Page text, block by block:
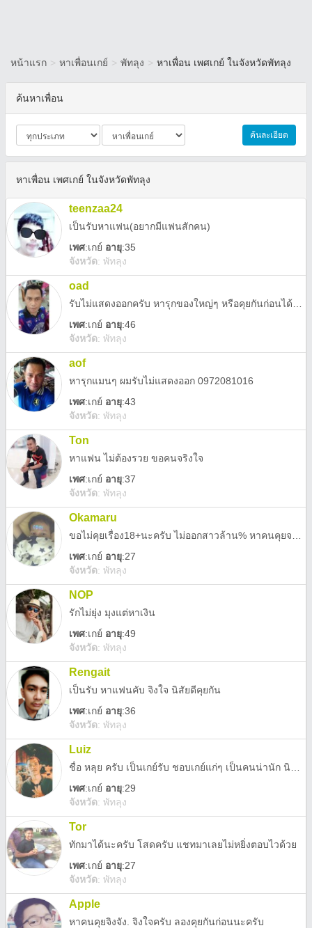
หน้าแรก > หาเพื่อนเกย์ > พัทลุง > หาเพื่อน เพศเกย์ ในจังหวัดพัทลุง
ค้นหาเพื่อน
ค้นละเอียด
หาเพื่อน เพศเกย์ ในจังหวัดพัทลุง
teenzaa24
เป็นรับหาแฟน(อยากมีแฟนสักคน)
เพศ:เกย์ อายุ:35
จังหวัด: พัทลุง
oad
เพศ:เกย์ อายุ:46
จังหวัด: พัทลุง
aof
หารุกแมนๆ ผมรับไม่แสดงออก 0972081016
เพศ:เกย์ อายุ:43
จังหวัด: พัทลุง
Ton
หาแฟน ไม่ต้องรวย ขอคนจริงใจ
เพศ:เกย์ อายุ:37
จังหวัด: พัทลุง
Okamaru
เพศ:เกย์ อายุ:27
จังหวัด: พัทลุง
NOP
รักไม่ยุ่ง มุงแต่หาเงิน
เพศ:เกย์ อายุ:49
จังหวัด: พัทลุง
Rengait
เป็นรับ หาแฟนคับ จิงใจ นิสัยดีคุยกัน
เพศ:เกย์ อายุ:36
จังหวัด: พัทลุง
Luiz
เพศ:เกย์ อายุ:29
จังหวัด: พัทลุง
Tor
ทักมาได้นะครับ โสดครับ แชทมาเลยไม่หยิ่งตอบไวด้วย
เพศ:เกย์ อายุ:27
จังหวัด: พัทลุง
Apple
หาคนคุยจิงจัง. จิงใจครับ ลองคุยกันก่อนนะครับ